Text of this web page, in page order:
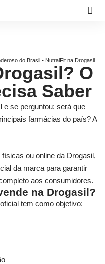
do Brasil • NutralFit na Drogasil? Saiba Onde Comprar
O
Saber
e se perguntou: será que
farmácias do país? A
ou online da Drogasil,
da marca para garantir
aos consumidores.
na Drogasil?
tem como objetivo: